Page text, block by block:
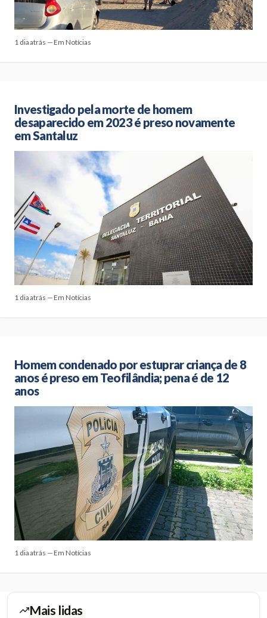
1 dia atrás — Em Notícias
Investigado pela morte de homem
desaparecido em 2023 é preso novamente
em Santaluz
1 dia atrás — Em Notícias
Homem condenado por estuprar criança de 8
anos é preso em Teofilândia; pena é de 12
anos
1 dia atrás — Em Notícias
Mais lidas